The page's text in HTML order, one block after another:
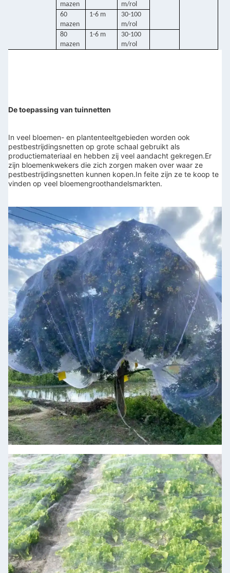
mazen
m/rol
60
mazen
1-6 m
30-100
m/rol
80
mazen
1-6 m
30-100
m/rol
De toepassing van tuinnetten
In veel bloemen- en plantenteeltgebieden worden ook
pestbestrijdingsnetten op grote schaal gebruikt als
productiemateriaal en hebben zij veel aandacht gekregen.Er
zijn bloemenkwekers die zich zorgen maken over waar ze
pestbestrijdingsnetten kunnen kopen.In feite zijn ze te koop te
vinden op veel bloemengroothandelsmarkten.